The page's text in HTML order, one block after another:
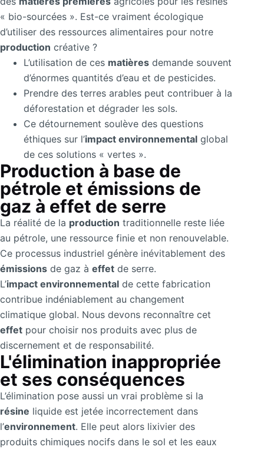
« bio-sourcées ». Est-ce vraiment écologique
d’utiliser des ressources alimentaires pour notre
production créative ?
L’utilisation de ces matières demande souvent
d’énormes quantités d’eau et de pesticides.
Prendre des terres arables peut contribuer à la
déforestation et dégrader les sols.
Ce détournement soulève des questions
éthiques sur l’impact environnemental global
de ces solutions « vertes ».
Production à base de
pétrole et émissions de
gaz à effet de serre
La réalité de la production traditionnelle reste liée
au pétrole, une ressource finie et non renouvelable.
Ce processus industriel génère inévitablement des
émissions de gaz à effet de serre.
L’impact environnemental de cette fabrication
contribue indéniablement au changement
climatique global. Nous devons reconnaître cet
effet pour choisir nos produits avec plus de
discernement et de responsabilité.
L'élimination inappropriée
et ses conséquences
L’élimination pose aussi un vrai problème si la
résine liquide est jetée incorrectement dans
l’environnement. Elle peut alors lixivier des
produits chimiques nocifs dans le sol et les eaux